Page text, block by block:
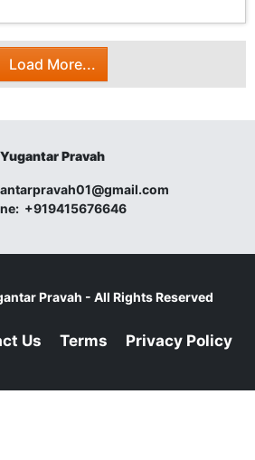
Load More...
Yugantar Pravah
+919415676646
Pravah - All Rights Reserved
Us Terms Privacy Policy